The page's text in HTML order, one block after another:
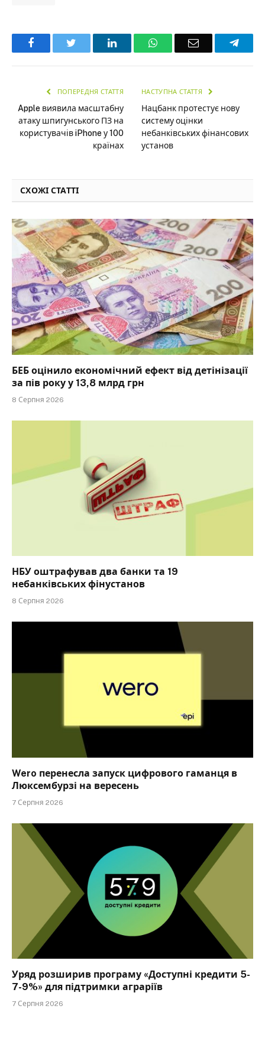
Facebook LinkedInWhatsAppEmail
ПОПЕРЕДНЯ СТАТТЯ
Apple виявила масштабну
атаку шпигунського ПЗ на
користувачів iPhone у 100
країнах
НАСТУПНА СТАТТЯ
Нацбанк протестує нову
систему оцінки
небанківських фінансових
установ
СХОЖІ СТАТТІ
БЕБ оцінило економічний ефект від детінізації
за пів року у 13,8 млрд грн
8 Серпня 2026
НБУ оштрафував два банки та 19
небанківських фінустанов
8 Серпня 2026
Wero перенесла запуск цифрового гаманця в
Люксембурзі на вересень
7 Серпня 2026
Уряд розширив програму «Доступні кредити 5-
7-9%» для підтримки аграріїв
7 Серпня 2026